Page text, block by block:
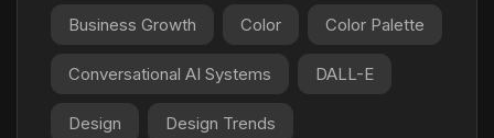
Business Growth Color Color Palette
Conversational AI Systems DALL-E
Design Design Trends